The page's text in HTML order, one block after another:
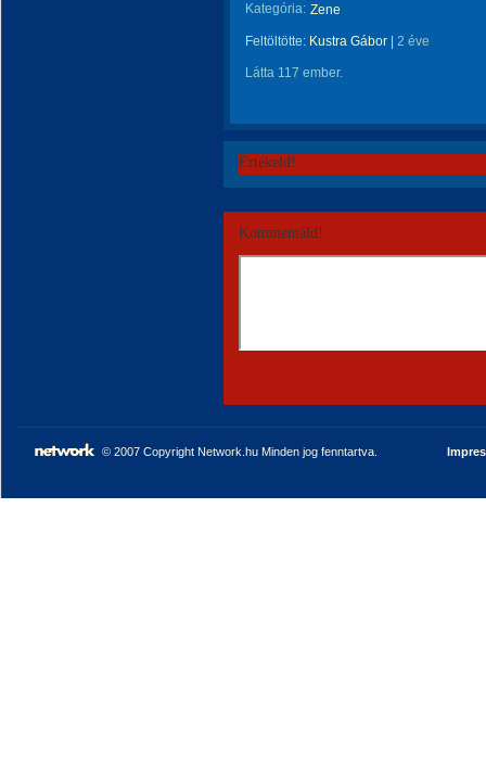
Kategória: Zene
Feltöltötte: Kustra Gábor 2 éve
Látta 117 ember.
Értékeld!
Kommentáld!
© 2007 Copyright Network.hu Minden jog fenntartva.